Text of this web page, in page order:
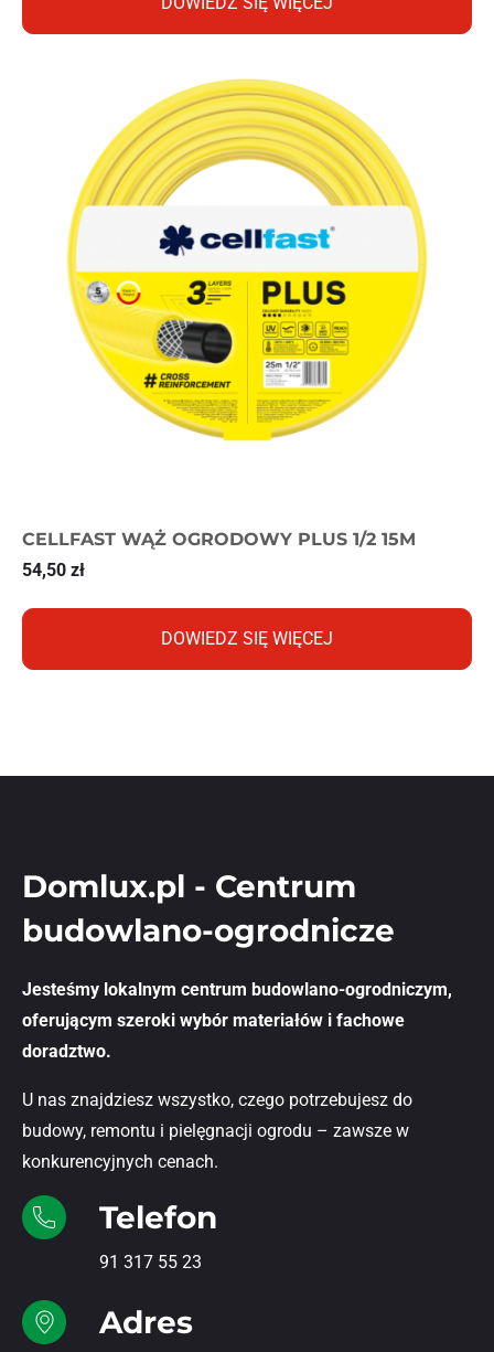
CELLFAST WĄŻ OGRODOWY PLUS 1/2 15M
54,50 zł
DOWIEDZ SIĘ WIĘCEJ
Domlux.pl - Centrum
budowlano-ogrodnicze
Jesteśmy lokalnym centrum budowlano-ogrodniczym,
oferującym szeroki wybór materiałów i fachowe
doradztwo.
U nas znajdziesz wszystko, czego potrzebujesz do
budowy, remontu i pielęgnacji ogrodu – zawsze w
konkurencyjnych cenach.
Telefon
91 317 55 23
Adres